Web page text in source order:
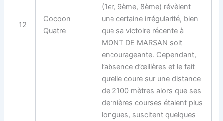
12
Cocoon
Quatre
(1er, 9ème, 8ème) révèlent
une certaine irrégularité, bien
que sa victoire récente à
MONT DE MARSAN soit
encourageante. Cependant,
l’absence d’œillères et le fait
qu’elle coure sur une distance
de 2100 mètres alors que ses
dernières courses étaient plus
longues, suscitent quelques